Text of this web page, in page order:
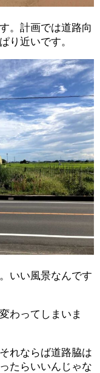
。計画では道路向
り近いです。
いい風景なんです
わってしまいま
れならば道路脇は
たらいいんじゃな